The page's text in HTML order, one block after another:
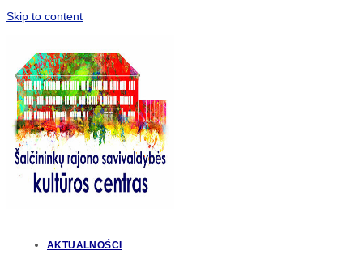
Skip to content
AKTUALNOŚCI